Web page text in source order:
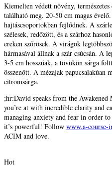
Kiemelten védett növény,
található meg. 20-50 cm magas
hajtáscsoportokban fejlődnek. A
szélesek, redőzött, és a szárhoz
ereken szőrösek. A virágok
hármasával állnak a szár csúcsán. A
3-5 cm hosszúak, a tövükön sárga
összenőtt. A mézajak
citromsárga.
;hr:David speaks from the
you’re at with incredible clarity and
managing anxiety and fear in order
it’s powerful! Follow www.a-course-
ACIM and love.
Hot